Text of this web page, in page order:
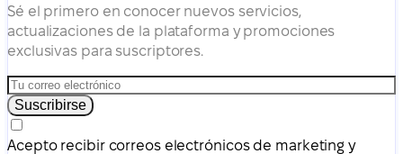
Sé el primero en conocer nuevos servicios,
actualizaciones de la plataforma y promociones
exclusivas para suscriptores.
Suscribirse
Acepto recibir correos electrónicos de marketing y